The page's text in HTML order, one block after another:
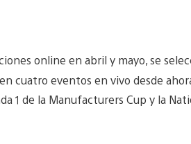
online en abril y mayo, se
cuatro eventos en vivo desde
1 de la Manufacturers Cup y la